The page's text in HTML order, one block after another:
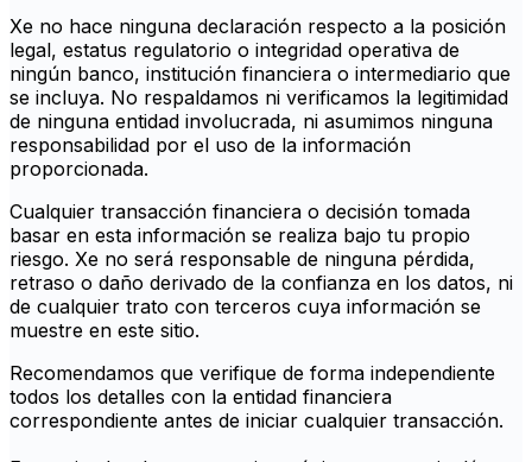
Xe no hace ninguna declaración respecto a la posición
legal, estatus regulatorio o integridad operativa de
ningún banco, institución financiera o intermediario que
se incluya. No respaldamos ni verificamos la legitimidad
de ninguna entidad involucrada, ni asumimos ninguna
responsabilidad por el uso de la información
proporcionada.
Cualquier transacción financiera o decisión tomada
basar en esta información se realiza bajo tu propio
riesgo. Xe no será responsable de ninguna pérdida,
retraso o daño derivado de la confianza en los datos, ni
de cualquier trato con terceros cuya información se
muestre en este sitio.
Recomendamos que verifique de forma independiente
todos los detalles con la entidad financiera
correspondiente antes de iniciar cualquier transacción.